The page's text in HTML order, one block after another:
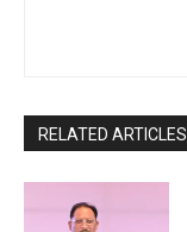
RELATED ARTICLES